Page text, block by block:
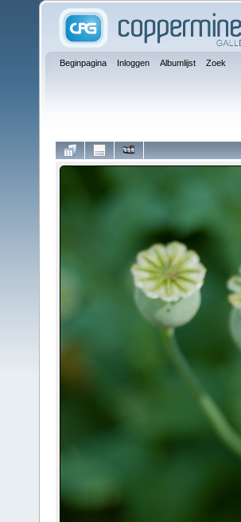
Beginpagina Inloggen Albumlijst Zoek